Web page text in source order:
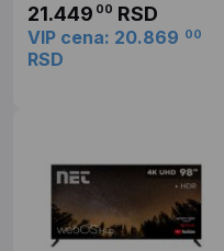
21.449 00 RSD
VIP cena: 20.869 00
RSD